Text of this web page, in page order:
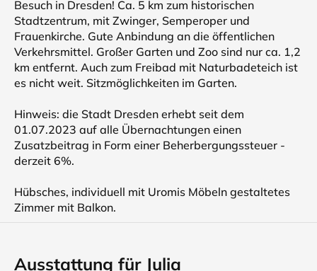
Besuch in Dresden! Ca. 5 km zum historischen
Stadtzentrum, mit Zwinger, Semperoper und
Frauenkirche. Gute Anbindung an die öffentlichen
Verkehrsmittel. Großer Garten und Zoo sind nur ca. 1,2
km entfernt. Auch zum Freibad mit Naturbadeteich ist
es nicht weit. Sitzmöglichkeiten im Garten.
Hinweis: die Stadt Dresden erhebt seit dem
01.07.2023 auf alle Übernachtungen einen
Zusatzbeitrag in Form einer Beherbergungssteuer -
derzeit 6%.
Hübsches, individuell mit Uromis Möbeln gestaltetes
Zimmer mit Balkon.
Ausstattung für Julia